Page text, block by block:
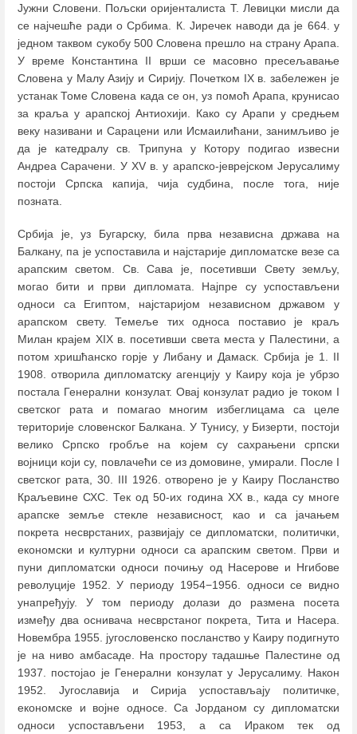
Јужни Словени. Пољски оријенталиста Т. Левицки мисли да
се најчешће ради о Србима. К. Јиречек наводи да је 664. у
једном таквом сукобу 500 Словена прешло на страну Арапа.
У време Константина II врши се масовно пресељавање
Словена у Малу Азију и Сирију. Почетком IX в. забележен је
устанак Томе Словена када се он, уз помоћ Арапа, крунисао
за краља у арапској Антиохији. Како су Арапи у средњем
веку називани и Сарацени или Исмаилићани, занимљиво је
да је катедралу св. Трипуна у Котору подигао извесни
Андреа Сарачени. У XV в. у арапско-јеврејском Јерусалиму
постоји Српска капија, чија судбина, после тога, није
позната.
Србија је, уз Бугарску, била прва независна држава на
Балкану, па је успоставила и најстарије дипломатске везе са
арапским светом. Св. Сава је, посетивши Свету земљу,
могао бити и први дипломата. Најпре су успостављени
односи са Египтом, најстаријом независном државом у
арапском свету. Темеље тих односа поставио је краљ
Милан крајем XIX в. посетивши света места у Палестини, а
потом хришћанско горје у Либану и Дамаск. Србија је 1. II
1908. отворила дипломатску агенцију у Каиру која је убрзо
постала Генерални конзулат. Овај конзулат радио је током I
светског рата и помагао многим избеглицама са целе
територије словенског Балкана. У Тунису, у Бизерти, постоји
велико Српско гробље на којем су сахрањени српски
војници који су, повлачећи се из домовине, умирали. После I
светског рата, 30. III 1926. отворено је у Каиру Посланство
Краљевине СХС. Тек од 50-их година XX в., када су многе
арапске земље стекле независност, као и са јачањем
покрета несврстаних, развијају се дипломатски, политички,
економски и културни односи са арапским светом. Први и
пуни дипломатски односи почињу од Насерове и Нгибове
револуције 1952. У периоду 1954−1956. односи се видно
унапређују. У том периоду долази до размена посета
између два оснивача несврстаног покрета, Тита и Насера.
Новембра 1955. југословенско посланство у Каиру подигнуто
је на ниво амбасаде. На простору тадашње Палестине од
1937. постојао је Генерални конзулат у Јерусалиму. Након
1952. Југославија и Сирија успостављају политичке,
економске и војне односе. Са Јорданом су дипломатски
односи успостављени 1953, а са Ираком тек од